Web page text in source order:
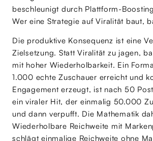
beschleunigt durch Plattform-
Wer eine Strategie auf Viralität baut,
Die produktive Konsequenz ist eine
Zielsetzung. Statt Viralität zu jagen,
mit hoher Wiederholbarkeit. Ein
1.000 echte Zuschauer erreicht und
Engagement erzeugt, ist nach 50
ein viraler Hit, der einmalig 50.000
und dann verpufft. Die Mathematik
Wiederholbare Reichweite mit
schlägt einmalige Reichweite ohne